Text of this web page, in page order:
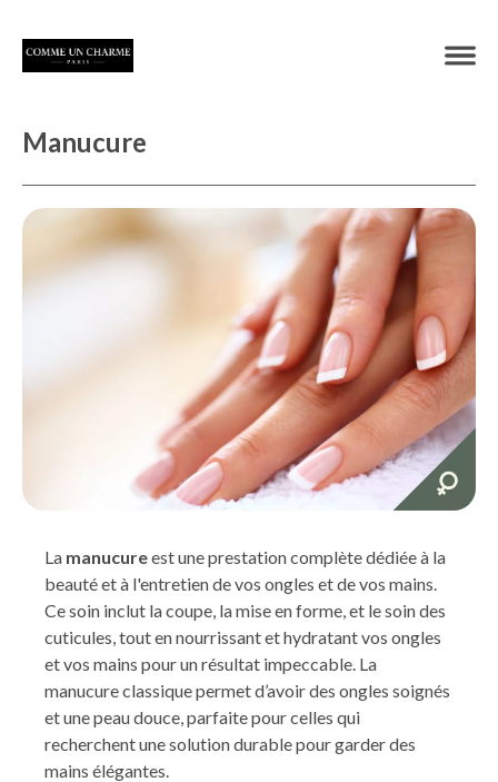
Manucure
La manucureest une prestation complète dédiée à la
beauté et à l'entretien de vos ongles et de vos mains.
Ce soin inclut la coupe, la mise en forme, et le soin des
cuticules, tout en nourrissant et hydratant vos ongles
et vos mains pour un résultat impeccable. La
manucure classique permet d’avoir des ongles soignés
et une peau douce, parfaite pour celles qui
recherchent une solution durable pour garder des
mains élégantes.